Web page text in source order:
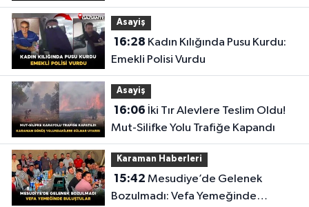
Asayiş
16:28
Emekli Polisi Vurdu
Asayiş
16:06
Mut-Silifke Yolu Trafiğe Kapandı
Karaman Haberleri
15:42
Bozulmadı: Vefa Yemeğinde